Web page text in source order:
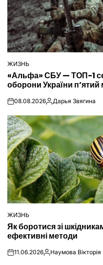
ОПУБЛІКУВАТИ
У
ЖИЗНЬ
«Альфа» СБУ — ТОП-1
оборони України п’ятий
on08.08.2026Опубліковано
Дарья Звягина
ОПУБЛІКУВАТИ
У
ЖИЗНЬ
Як боротися зі
ефективні методи
on11.06.2026Опубліковано
Наумова Вікторія